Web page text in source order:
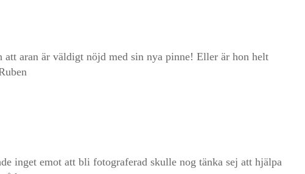
att aran är väldigt nöjd med sin nya pinne! Eller är hon helt
inget emot att bli fotograferad skulle nog tänka sej att hjälpa